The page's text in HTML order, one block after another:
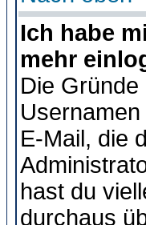
Ich habe
mehr
Die
E-Mail, die
hast du
durchaus